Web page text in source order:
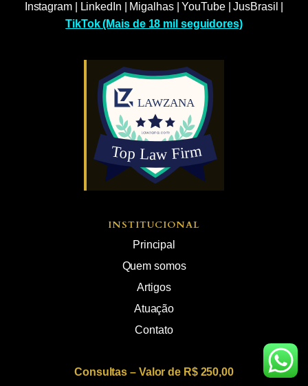
Instagram| LinkedIn Migalhas|YouTube|JusBrasil
TikTok (Mais de 18 mil seguidores)
INSTITUCIONAL
Principal
Quem somos
Artigos
Atuação
Contato
Consultas – Valor de R$ 250,00